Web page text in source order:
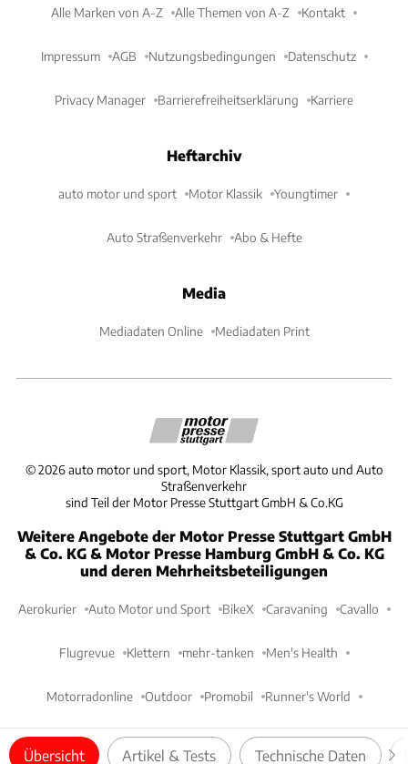
Übersicht Artikel & Tests Technische Daten
Alle Marken von A-Z Alle Themen von A-Z Kontakt
Impressum AGB Nutzungsbedingungen Datenschutz
Privacy Manager Barrierefreiheitserklärung Karriere
Heftarchiv
auto motor und sport Motor Klassik Youngtimer
Auto Straßenverkehr Abo & Hefte
Media
Mediadaten Online Mediadaten Print
©2026 auto motor und sport, Motor Klassik, sport auto und Auto
Straßenverkehr
sind Teil der Motor Presse Stuttgart GmbH & Co.KG
Weitere Angebote der Motor Presse Stuttgart GmbH
& Co. KG & Motor Presse Hamburg GmbH & Co. KG
und deren Mehrheitsbeteiligungen
Aerokurier Auto Motor und Sport BikeX Caravaning Cavallo
Flugrevue Klettern mehr-tanken Men's Health
Motorradonline Outdoor Promobil Runner's World
Women's Health